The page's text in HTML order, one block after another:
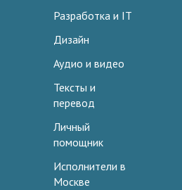
Разработка и IT
Дизайн
Аудио и видео
Тексты и
перевод
Личный
помощник
Исполнители в
Москве